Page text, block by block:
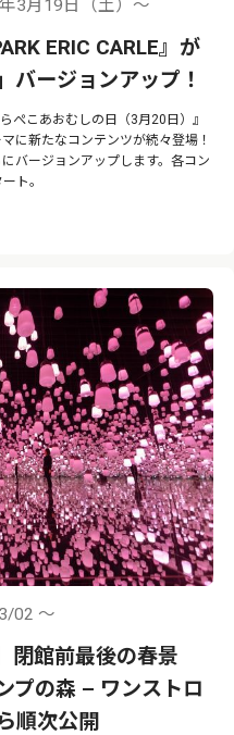
3月19日（土）〜
ERIC CARLE』が
バージョンアップ！
らぺこあおむしの日（3月20日）』
に新たなコンテンツが続々登場！
バージョンアップします。各コン
ト。
02 ～
閉館前最後の春景
プの森 – ワンストロ
順次公開